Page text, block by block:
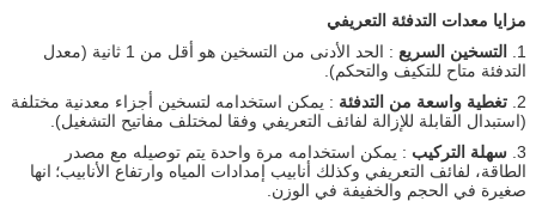
مزايا معدات التدفئة التعريفي
1.
التسخين السريع
: الحد الأدنى من التسخين هو أقل من 1 ثانية (معدل
التدفئة متاح للتكيف والتحكم).
2. تغطية واسعة من التدفئة : يمكن استخدامه لتسخين أجزاء معدنية مختلفة
(استبدال القابلة للإزالة لفائف التعريفي وفقا لمختلف مفاتيح التشغيل).
3. سهلة التركيب : يمكن استخدامه مرة واحدة يتم توصيله مع مصدر
الطاقة، لفائف التعريفي وكذلك أنابيب إمدادات المياه وارتفاع الأنابيب؛ انها
صغيرة في الحجم والخفيفة في الوزن.